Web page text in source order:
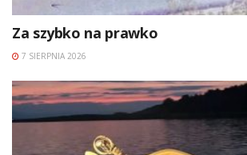
Za szybko na prawko
7 SIERPNIA 2026